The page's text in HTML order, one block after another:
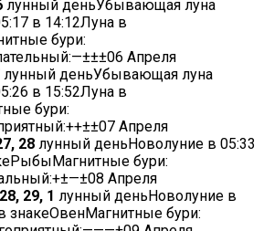
лунный деньУбывающая луна
в 14:12Луна в
бури:
—±±±06 Апреля
лунный деньУбывающая луна
в 15:52Луна в
бури:
++±±07 Апреля
28 лунный деньНоволуние в 05:33
бури:
+±—±08 Апреля
28, 29, 1 лунный деньНоволуние в
знакеОвенМагнитные бури: